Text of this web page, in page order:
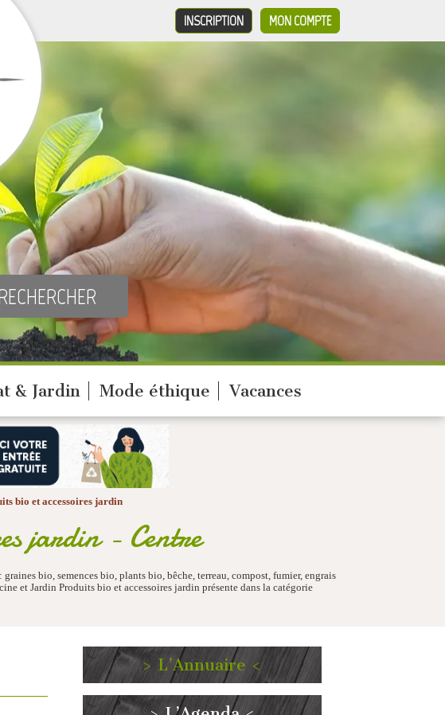
MON COMPTE
INSCRIPTION
& Jardin Mode éthique Vacances
bio et accessoires jardin
jardin - Centre
bio, semences bio, plants bio, bêche, terreau, compost, fumier, engrais
et Jardin Produits bio et accessoires jardin présente dans la catégorie
> L’Annuaire <